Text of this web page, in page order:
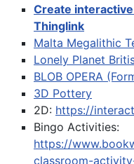
Create
Thinglink
Malta Megalithic
Lonely Planet
BLOB OPERA
3D Pottery
2D: https://
Bingo Activities:
https://
classroom-